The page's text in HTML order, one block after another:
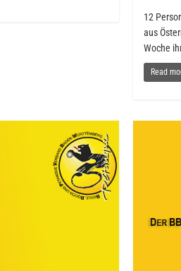
12
aus
Woche
Read